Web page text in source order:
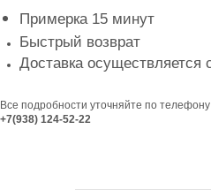
Примерка 15 минут
Быстрый возврат
Доставка осуществляется
Все подробности уточняйте по
+7(938) 124-52-22